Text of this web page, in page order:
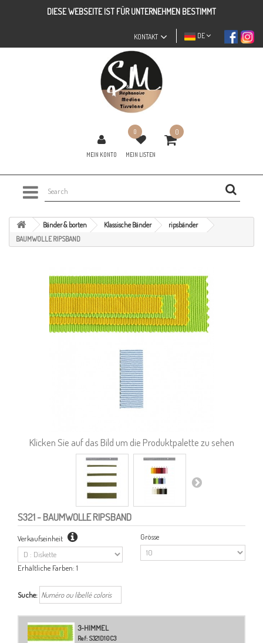
DIESE WEBSEITE IST FÜR UNTERNEHMEN BESTIMMT
DE
KONTAKT
MEIN KONTO
0
MEIN LISTEN
0
Bänder & borten Klassische Bänder
ripsbänder
BAUMWOLLE RIPSBAND
Klicken Sie auf das Bild um die Produktpalette zu sehen
S321- BAUMWOLLE RIPSBAND
Verkaufseinheit Grösse
Erhältliche Farben: 1
Suche:
3-HIMMEL
Ref: S321D10C3